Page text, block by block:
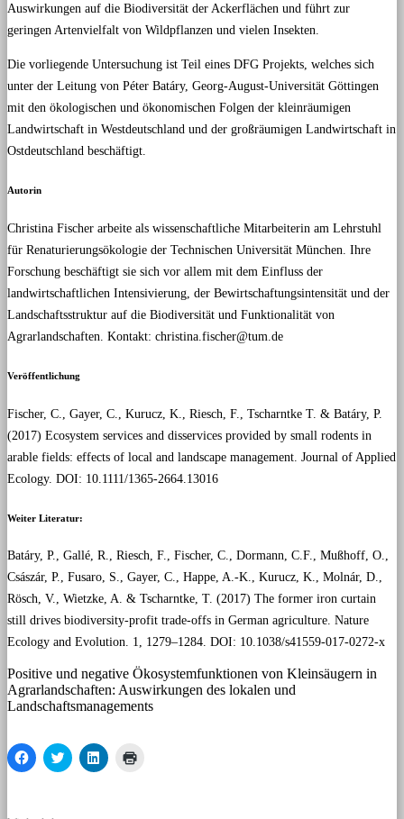
Auswirkungen auf die Biodiversität der Ackerflächen und führt zur
geringen Artenvielfalt von Wildpflanzen und vielen Insekten.
Die vorliegende Untersuchung ist Teil eines DFG Projekts, welches sich
unter der Leitung von Péter Batáry, Georg-August-Universität Göttingen
mit den ökologischen und ökonomischen Folgen der kleinräumigen
Landwirtschaft in Westdeutschland und der großräumigen Landwirtschaft in
Ostdeutschland beschäftigt.
Autorin
Christina Fischer arbeite als wissenschaftliche Mitarbeiterin am Lehrstuhl
für Renaturierungsökologie der Technischen Universität München. Ihre
Forschung beschäftigt sie sich vor allem mit dem Einfluss der
landwirtschaftlichen Intensivierung, der Bewirtschaftungsintensität und der
Landschaftsstruktur auf die Biodiversität und Funktionalität von
Agrarlandschaften. Kontakt: christina.fischer@tum.de
Veröffentlichung
Fischer, C., Gayer, C., Kurucz, K., Riesch, F., Tscharntke T. & Batáry, P.
(2017) Ecosystem services and disservices provided by small rodents in
arable fields: effects of local and landscape management. Journal of Applied
Ecology. DOI: 10.1111/1365-2664.13016
Weiter Literatur:
Batáry, P., Gallé, R., Riesch, F., Fischer, C., Dormann, C.F., Mußhoff, O.,
Császár, P., Fusaro, S., Gayer, C., Happe, A.-K., Kurucz, K., Molnár, D.,
Rösch, V., Wietzke, A. & Tscharntke, T. (2017) The former iron curtain
still drives biodiversity-profit trade-offs in German agriculture. Nature
Ecology and Evolution. 1, 1279–1284. DOI: 10.1038/s41559-017-0272-x
Positive und negative Ökosystemfunktionen von Kleinsäugern in
Agrarlandschaften: Auswirkungen des lokalen und
Landschaftsmanagements
Klick,
um
Klick,
um
Klick,
um